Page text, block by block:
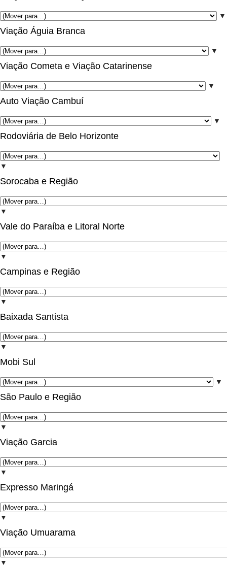
▼
Viação Águia Branca
▼
Viação Cometa e Viação Catarinense
▼
Auto Viação Cambuí
▼
Rodoviária de Belo Horizonte
▼
Sorocaba e Região
▼
Vale do Paraíba e Litoral Norte
▼
Campinas e Região
▼
Baixada Santista
▼
Mobi Sul
▼
São Paulo e Região
▼
Viação Garcia
▼
Expresso Maringá
▼
Viação Umuarama
▼